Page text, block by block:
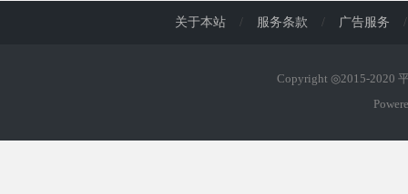
关于本站 / 服务条款 / 广告服务 /
Copyright ◎2015-2020